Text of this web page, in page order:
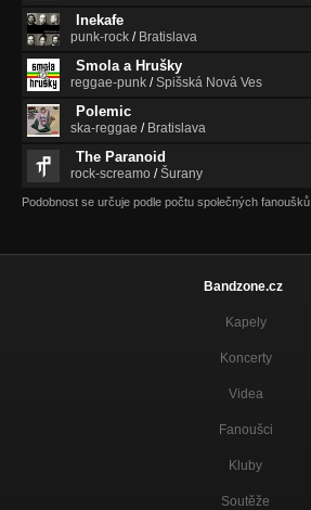
Inekafe
punk-rock / Bratislava
Smola a Hrušky
reggae-punk /Spišská Nová Ves
Polemic
ska-reggae / Bratislava
The Paranoid
rock-screamo /Šurany
Podobnost se určuje podle počtu společných fanoušků.
Bandzone.cz
Kapely
Koncerty
Videa
Fanoušci
Kluby
Soutěže